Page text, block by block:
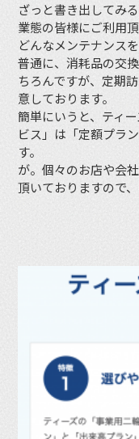
ざっと書き出してみ
業態の皆様にご利用
どんなメンテナンス
普通に、消耗品の交
ちろんですが、定期
意しております。
簡単にいうと、ティ
ビス」は「定額プラ
す。
が。個々のお店や会
頂いておりますので